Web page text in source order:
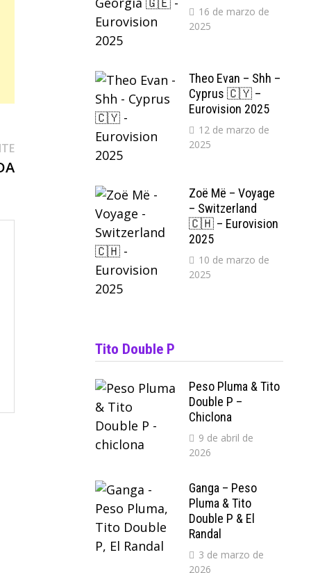
Entrada
16 de marzo de
2025
Theo Evan – Shh –
Cyprus 🇨🇾 –
Eurovision 2025
12 de marzo de
2025
Zoë Më – Voyage
– Switzerland
🇨🇭 – Eurovision
2025
10 de marzo de
2025
Tito Double P
Peso Pluma & Tito
Double P –
Chiclona
9 de abril de
2026
Ganga – Peso
Pluma & Tito
Double P & El
Randal
3 de marzo de
2026